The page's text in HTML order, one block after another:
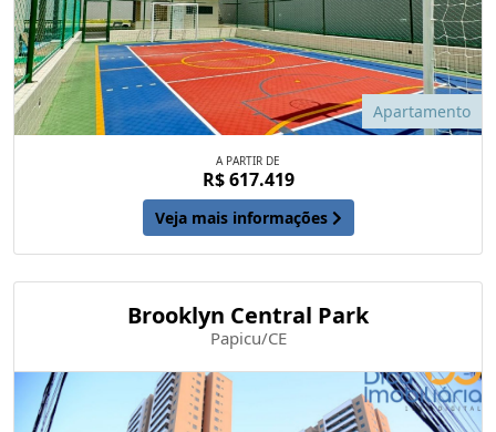
Apartamento
A PARTIR DE
R$ 617.419
Veja mais informações
Brooklyn Central Park
Papicu/CE